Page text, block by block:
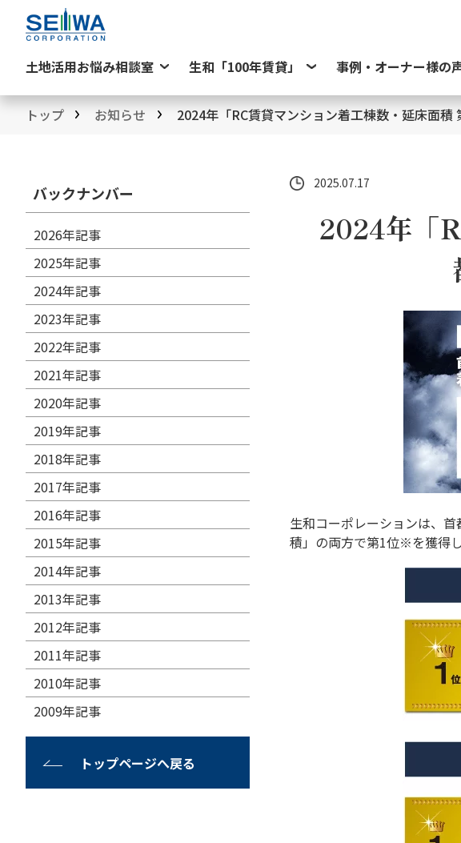
土地活用お悩み相談室 生和「100年賃貸」 事例・オーナー様の
トップ お知らせ 2024年「RC賃貸マンション着工棟数・延床面積
バックナンバー
2026年記事
2025年記事
2024年記事
2023年記事
2022年記事
2021年記事
2020年記事
2019年記事
2018年記事
2017年記事
2016年記事
2015年記事
2014年記事
2013年記事
2012年記事
2011年記事
2010年記事
2009年記事
トップページへ戻る
2025.07.17
2024年「
生和コーポレーションは、
積」の両方で第1位※を獲得し